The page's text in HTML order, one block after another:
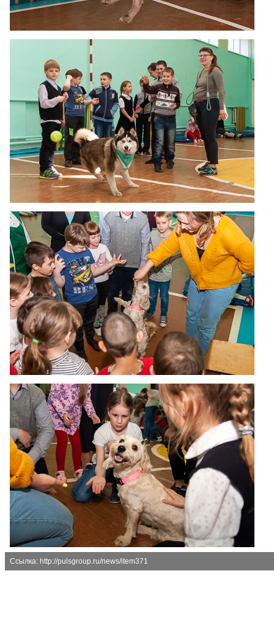
Ссылка: http://pulsgroup.ru/news/item371